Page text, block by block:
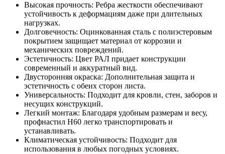
Высокая прочность: Ребра жесткости обеспечивают
устойчивость к деформациям даже при длительных
нагрузках.
Долговечность: Оцинкованная сталь с полиэстеровым
покрытием защищает материал от коррозии и
механических повреждений.
Эстетичность: Цвет РАЛ придает конструкции
современный и аккуратный вид.
Двусторонняя окраска: Дополнительная защита и
эстетичность с обеих сторон листа.
Универсальность: Подходит для кровли, стен, заборов и
несущих конструкций.
Легкий монтаж: Благодаря удобным размерам и весу,
профнастил Н60 легко транспортировать и
устанавливать.
Климатическая устойчивость: Подходит для
использования в любых погодных условиях.